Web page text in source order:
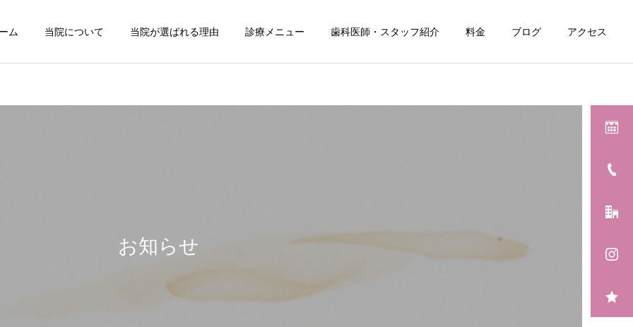
ム 当院について 当院が選ばれる理由 診療メニュー 歯科医師・スタッフ紹介 料金 ブログ アクセス
詳細を見る
口腔外科・インプラント
セラミック治療・ホワイ
お知らせ